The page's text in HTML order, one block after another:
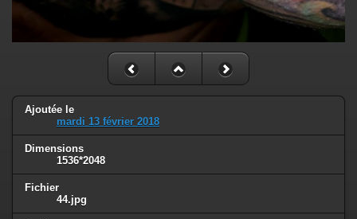
Ajoutée le
mardi 13 février 2018
Dimensions
1536*2048
Fichier
44.jpg